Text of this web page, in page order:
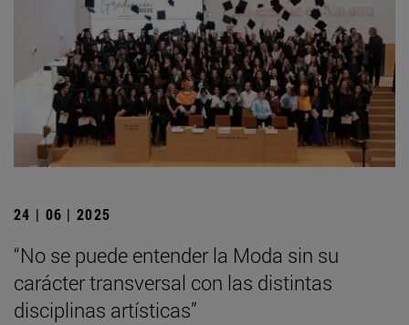
24 | 06 | 2025
“No se puede entender la Moda sin su
carácter transversal con las distintas
disciplinas artísticas”